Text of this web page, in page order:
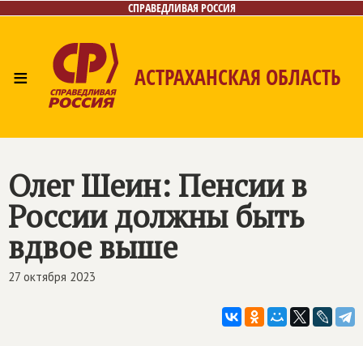
СПРАВЕДЛИВАЯ РОССИЯ
≡ АСТРАХАНСКАЯ ОБЛАСТЬ
Контакты
Олег Шеин: Пенсии в
России должны быть
вдвое выше
27 октября 2023